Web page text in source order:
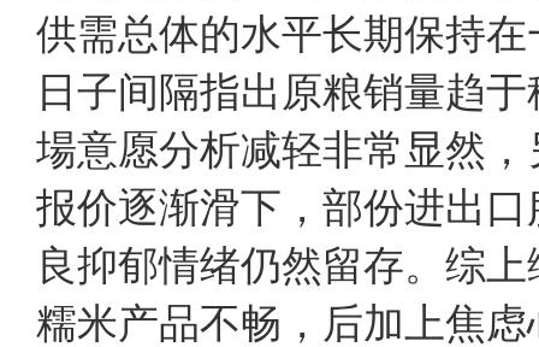
供需总体的水平长期保持
日子间隔指出原粮销量趋
場意愿分析减轻非常显然
报价逐渐滑下，部份进出
良抑郁情绪仍然留存。综
糯米产品不畅，后加上焦